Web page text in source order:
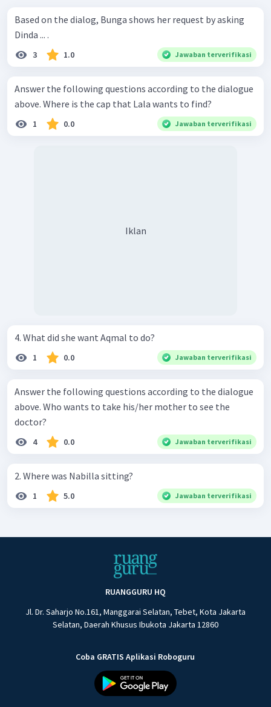
Based on the dialog, Bunga shows her request by asking
Dinda ... .
3 1.0 Jawaban terverifikasi
Answer the following questions according to the dialogue
above. Where is the cap that Lala wants to find?
1 0.0 Jawaban terverifikasi
Iklan
4. What did she want Aqmal to do?
1 0.0 Jawaban terverifikasi
Answer the following questions according to the dialogue
above. Who wants to take his/her mother to see the
doctor?
4 0.0 Jawaban terverifikasi
2. Where was Nabilla sitting?
1 5.0 Jawaban terverifikasi
RUANGGURU HQ
Jl. Dr. Saharjo No.161, Manggarai Selatan, Tebet, Kota Jakarta
Selatan, Daerah Khusus Ibukota Jakarta 12860
Coba GRATIS Aplikasi Roboguru